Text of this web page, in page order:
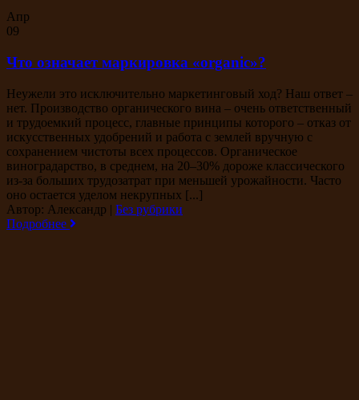
Апр
09
Что означает маркировка «organic»?
Неужели это исключительно маркетинговый ход? Наш ответ –
нет. Производство органического вина – очень ответственный
и трудоемкий процесс, главные принципы которого – отказ от
искусственных удобрений и работа с землей вручную с
сохранением чистоты всех процессов. Органическое
виноградарство, в среднем, на 20–30% дороже классического
из-за больших трудозатрат при меньшей урожайности. Часто
оно остается уделом некрупных [...]
Автор: Александр | Без рубрики
Подробнее